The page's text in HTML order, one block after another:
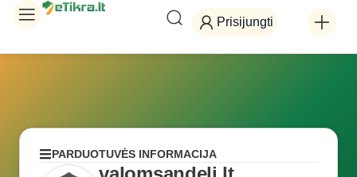
Prisijungti
PARDUOTUVĖS INFORMACIJA